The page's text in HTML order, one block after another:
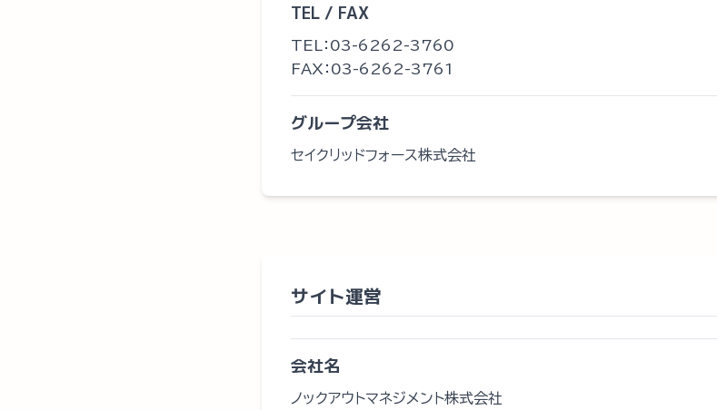
TEL / FAX
TEL：03-6262-3760
FAX：03-6262-3761
グループ会社
セイクリッドフォース株式会社
サイト運営
会社名
ノックアウトマネジメント株式会社